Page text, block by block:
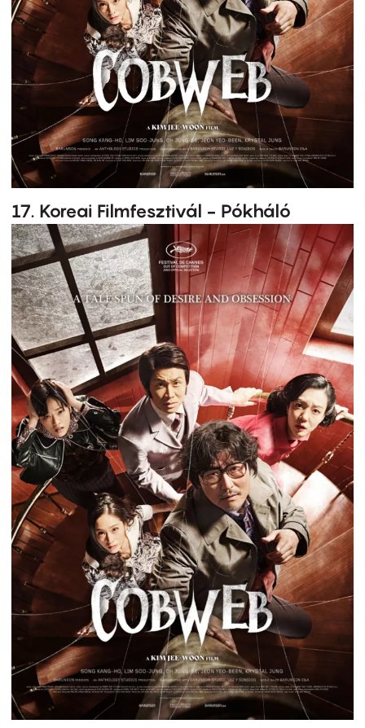
17. Koreai Filmfesztivál - Pókháló